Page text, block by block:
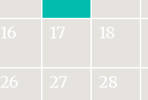
16 17 18
26 27 28